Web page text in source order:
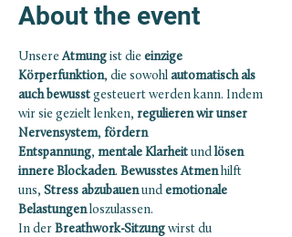
About the event
Unsere Atmung ist die einzige
Körperfunktion, die sowohl automatisch als
auch bewusst gesteuert werden kann. Indem
wir sie gezielt lenken, regulieren wir unser
Nervensystem, fördern
Entspannung, mentale Klarheit und lösen
innere Blockaden. Bewusstes Atmen hilft
uns, Stress abzubauen und emotionale
Belastungen loszulassen.
In der Breathwork-Sitzung wirst du